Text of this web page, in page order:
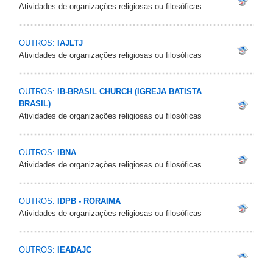
Atividades de organizações religiosas ou filosóficas
OUTROS: IAJLTJ
Atividades de organizações religiosas ou filosóficas
OUTROS:
IB-BRASIL CHURCH (IGREJA BATISTA
BRASIL)
Atividades de organizações religiosas ou filosóficas
OUTROS:
IBNA
Atividades de organizações religiosas ou filosóficas
OUTROS:
IDPB - RORAIMA
Atividades de organizações religiosas ou filosóficas
OUTROS:
IEADAJC